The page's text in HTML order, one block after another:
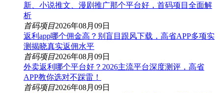
新、小说推文、漫剧推广那个平台好，首码项目全面解
析
首码项目2026年08月09日
返利app哪个佣金高？别盲目跟风下载，高省APP多项实
测揭晓真实返佣水平
首码项目2026年08月09日
外卖返利哪个平台好？2026主流平台深度测评，高省
APP教你选对不踩雷！
首码项目2026年08月09日